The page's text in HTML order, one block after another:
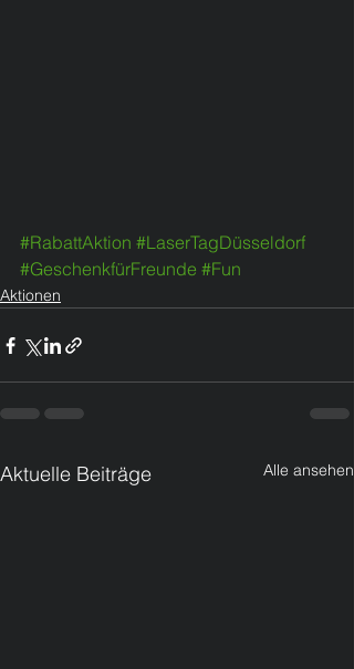
#RabattAktion #LaserTagDüsseldorf
#GeschenkfürFreunde #Fun
Aktionen
Aktuelle Beiträge Alle ansehen